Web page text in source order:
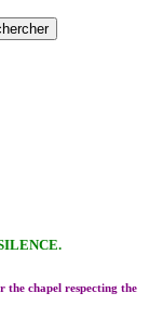
the chapel respecting the